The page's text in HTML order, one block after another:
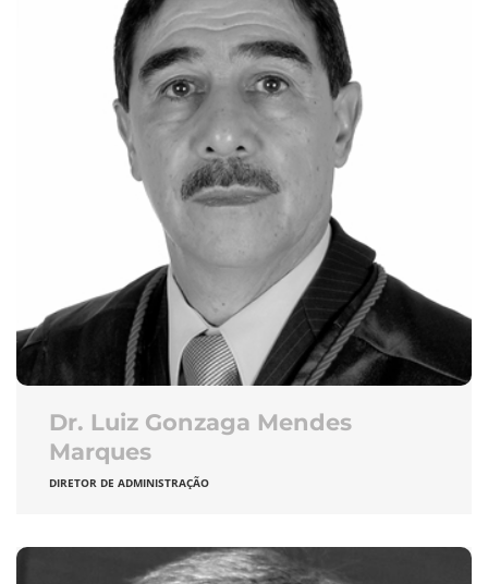
Dr. Luiz Gonzaga Mendes
Marques
DIRETOR DE ADMINISTRAÇÃO